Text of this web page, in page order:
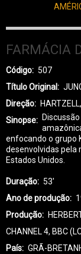
FARMÁCIA
Código
507
Título Original
Direção
Sinopse
enfocando o grupo
desenvolvidas pela
Estados Unidos.
Duração
53'
Ano de produção
Produção
CHANNEL 4, BBC
País
GRÃ-